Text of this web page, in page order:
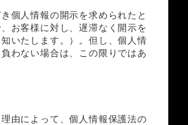
個人情報の開示を求められたと
お客様に対し、遅滞なく開示を
いたします。）。但し、個人情
わない場合は、この限りではあ
由によって、個人情報保護法の